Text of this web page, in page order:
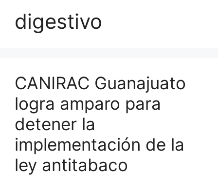
digestivo
CANIRAC Guanajuato
logra amparo para
detener la
implementación de la
ley antitabaco